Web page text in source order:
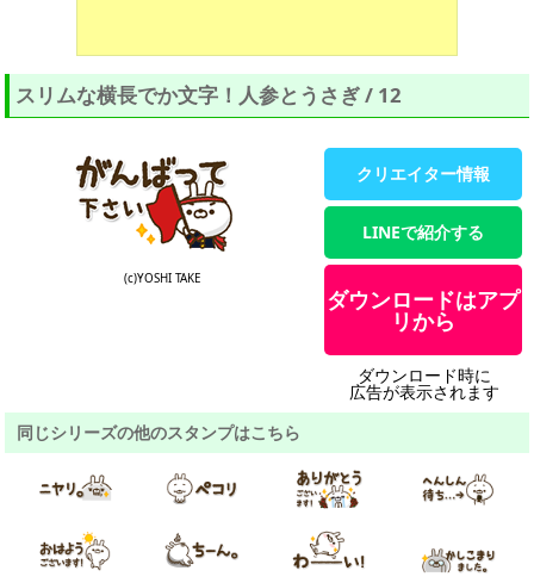
スリムな横長でか文字！人参とうさぎ / 12
(c)YOSHI TAKE
クリエイター情報
LINEで紹介する
ダウンロードはアプ
リから
ダウンロード時に
広告が表示されます
同じシリーズの他のスタンプはこちら